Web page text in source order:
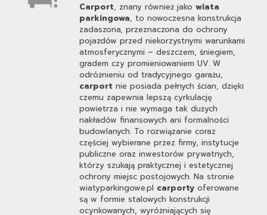
Carport, znany również jako wiata
parkingowa, to nowoczesna konstrukcja
zadaszona, przeznaczona do ochrony
pojazdów przed niekorzystnymi warunkami
atmosferycznymi – deszczem, śniegiem,
gradem czy promieniowaniem UV. W
odróżnieniu od tradycyjnego garażu,
carport nie posiada pełnych ścian, dzięki
czemu zapewnia lepszą cyrkulację
powietrza i nie wymaga tak dużych
nakładów finansowych ani formalności
budowlanych. To rozwiązanie coraz
częściej wybierane przez firmy, instytucje
publiczne oraz inwestorów prywatnych,
którzy szukają praktycznej i estetycznej
ochrony miejsc postojowych. Na stronie
wiatyparkingowe.pl carporty oferowane
są w formie stalowych konstrukcji
ocynkowanych, wyróżniających się